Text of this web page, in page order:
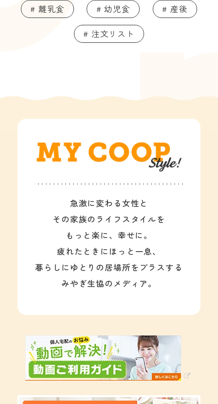
# 離乳食 # 幼児食 # 産後
# 注文リスト
急激に変わる女性と
その家族のライフスタイルを
もっと楽に、幸せに。
疲れたときにほっと一息、
暮らしにゆとりの居場所をプラスする
みやぎ生協のメディア。